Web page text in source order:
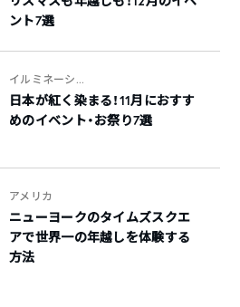
ント7選
イルミネーシ...
日本が紅く染まる！11月におすす
めのイベント・お祭り7選
アメリカ
ニューヨークのタイムズスクエ
アで世界一の年越しを体験する
方法